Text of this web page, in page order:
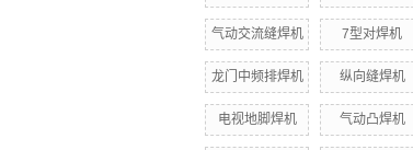
气动交流缝焊机 7型对焊机
龙门中频排焊机 纵向缝焊机
电视地脚焊机 气动凸焊机